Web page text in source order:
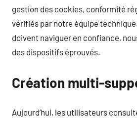
gestion des cookies, conformité
vérifiés par notre équipe
doivent naviguer en confiance,
des dispositifs éprouvés.
Création multi-
Aujourd’hui, les utilisateurs